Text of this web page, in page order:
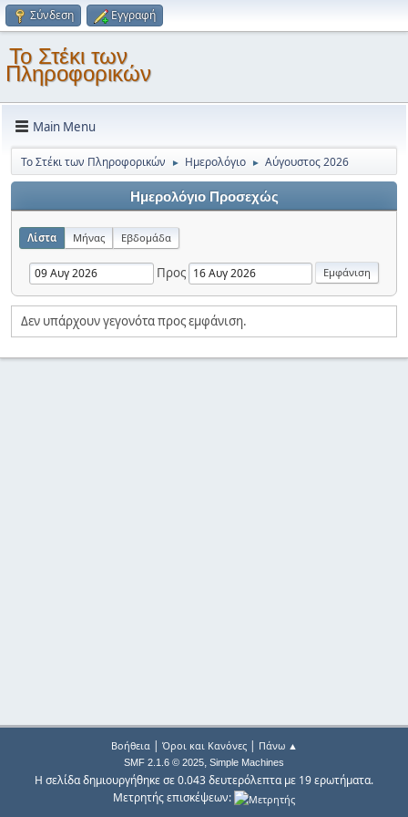
Σύνδεση Εγγραφή
Το Στέκι των
Πληροφορικών
Main Menu
Το Στέκι των Πληροφορικών ► Ημερολόγιο ► Αύγουστος 2026
Ημερολόγιο Προσεχώς
Λίστα Μήνας Εβδομάδα
Προς
Δεν υπάρχουν γεγονότα προς εμφάνιση.
Βοήθεια| Όροι και Κανόνες| Πάνω ▲
SMF 2.1.6 © 2025, Simple Machines
Η σελίδα δημιουργήθηκε σε 0.043 δευτερόλεπτα με 19 ερωτήματα.
Μετρητής επισκέψεων: